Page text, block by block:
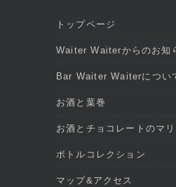
トップページ
Waiter Waiterからのお知
Bar Waiter Waiterについ
お酒と葉巻
お酒とチョコレートのマ
ボトルコレクション
マップ&アクセス